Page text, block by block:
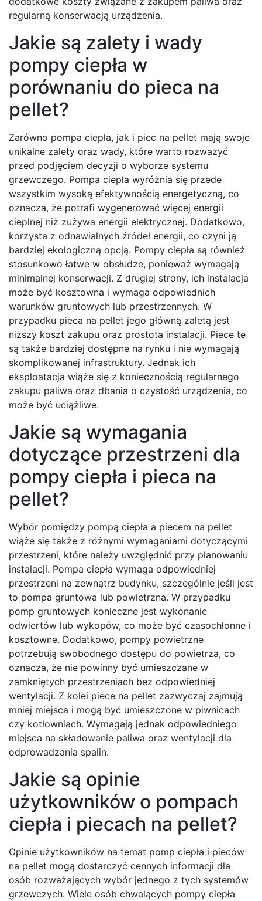
regularną konserwacją urządzenia.
Jakie są zalety i wady
pompy ciepła w
porównaniu do pieca na
pellet?
Zarówno pompa ciepła, jak i piec na pellet mają swoje
unikalne zalety oraz wady, które warto rozważyć
przed podjęciem decyzji o wyborze systemu
grzewczego. Pompa ciepła wyróżnia się przede
wszystkim wysoką efektywnością energetyczną, co
oznacza, że potrafi wygenerować więcej energii
cieplnej niż zużywa energii elektrycznej. Dodatkowo,
korzysta z odnawialnych źródeł energii, co czyni ją
bardziej ekologiczną opcją. Pompy ciepła są również
stosunkowo łatwe w obsłudze, ponieważ wymagają
minimalnej konserwacji. Z drugiej strony, ich instalacja
może być kosztowna i wymaga odpowiednich
warunków gruntowych lub przestrzennych. W
przypadku pieca na pellet jego główną zaletą jest
niższy koszt zakupu oraz prostota instalacji. Piece te
są także bardziej dostępne na rynku i nie wymagają
skomplikowanej infrastruktury. Jednak ich
eksploatacja wiąże się z koniecznością regularnego
zakupu paliwa oraz dbania o czystość urządzenia, co
może być uciążliwe.
Jakie są wymagania
dotyczące przestrzeni dla
pompy ciepła i pieca na
pellet?
Wybór pomiędzy pompą ciepła a piecem na pellet
wiąże się także z różnymi wymaganiami dotyczącymi
przestrzeni, które należy uwzględnić przy planowaniu
instalacji. Pompa ciepła wymaga odpowiedniej
przestrzeni na zewnątrz budynku, szczególnie jeśli jest
to pompa gruntowa lub powietrzna. W przypadku
pomp gruntowych konieczne jest wykonanie
odwiertów lub wykopów, co może być czasochłonne i
kosztowne. Dodatkowo, pompy powietrzne
potrzebują swobodnego dostępu do powietrza, co
oznacza, że nie powinny być umieszczane w
zamkniętych przestrzeniach bez odpowiedniej
wentylacji. Z kolei piece na pellet zazwyczaj zajmują
mniej miejsca i mogą być umieszczone w piwnicach
czy kotłowniach. Wymagają jednak odpowiedniego
miejsca na składowanie paliwa oraz wentylacji dla
odprowadzania spalin.
Jakie są opinie
użytkowników o pompach
ciepła i piecach na pellet?
Opinie użytkowników na temat pomp ciepła i pieców
na pellet mogą dostarczyć cennych informacji dla
osób rozważających wybór jednego z tych systemów
grzewczych. Wiele osób chwalących pompy ciepła